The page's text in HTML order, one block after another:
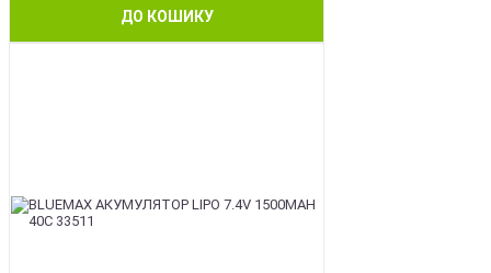
ДО КОШИКУ